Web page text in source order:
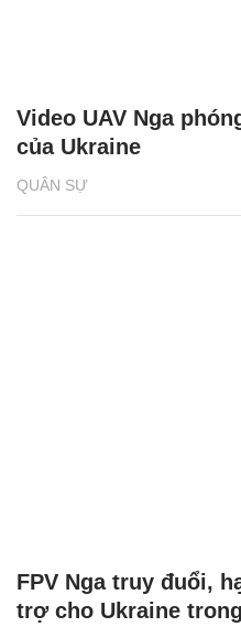
QUÂN SỰ
Video UAV Nga
của Ukraine
FPV Nga truy đuổi,
trợ cho Ukraine